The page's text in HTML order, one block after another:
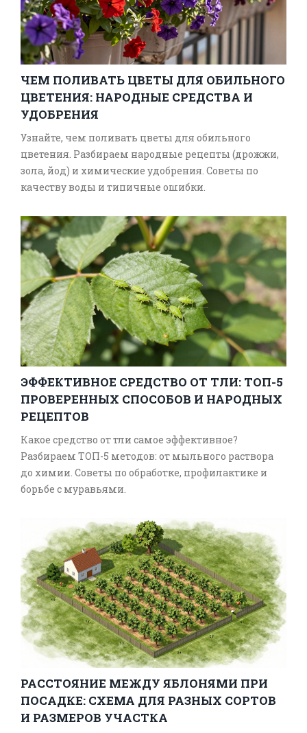
ЧЕМ ПОЛИВАТЬ ЦВЕТЫ ДЛЯ ОБИЛЬНОГО
ЦВЕТЕНИЯ: НАРОДНЫЕ СРЕДСТВА И
УДОБРЕНИЯ
Узнайте, чем поливать цветы для обильного
цветения. Разбираем народные рецепты (дрожжи,
зола, йод) и химические удобрения. Советы по
качеству воды и типичные ошибки.
ЭФФЕКТИВНОЕ СРЕДСТВО ОТ ТЛИ: ТОП-5
ПРОВЕРЕННЫХ СПОСОБОВ И НАРОДНЫХ
РЕЦЕПТОВ
Какое средство от тли самое эффективное?
Разбираем ТОП-5 методов: от мыльного раствора
до химии. Советы по обработке, профилактике и
борьбе с муравьями.
РАССТОЯНИЕ МЕЖДУ ЯБЛОНЯМИ ПРИ
ПОСАДКЕ: СХЕМА ДЛЯ РАЗНЫХ СОРТОВ
И РАЗМЕРОВ УЧАСТКА